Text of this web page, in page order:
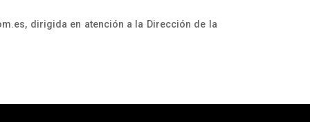
dirigida en atención a la Dirección de la